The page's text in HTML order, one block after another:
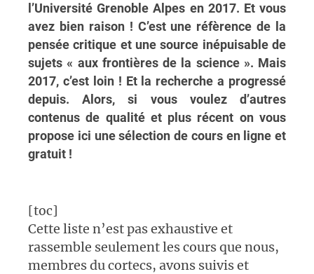
l’Université Grenoble Alpes en 2017. Et vous
avez bien raison ! C’est une réfèrence de la
pensée critique et une source inépuisable de
sujets « aux frontières de la science ». Mais
2017, c’est loin ! Et la recherche a progressé
depuis. Alors, si vous voulez d’autres
contenus de qualité et plus récent on vous
propose ici une sélection de cours en ligne et
gratuit !
[toc]
Cette liste n’est pas exhaustive et
rassemble seulement les cours que nous,
membres du cortecs, avons suivis et